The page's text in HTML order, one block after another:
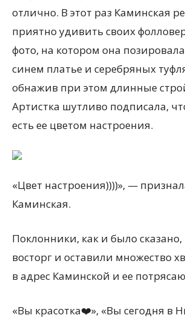
отлично. В этот раз Каминская
приятно удивить своих
фото, на котором она
синем платье и серебряных
обнажив при этом длинные
Артистка шутливо подписала,
есть ее цветом настроения.
«Цвет настроения))))», —
Каминская.
Поклонники, как и было
восторг и оставили множество
в адрес Каминской и ее
«Вы красотка❤️», «Вы сегодня в